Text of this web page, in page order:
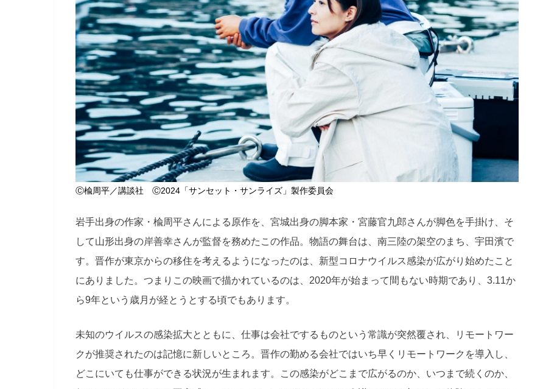
Ⓒ楡周平／講談社 Ⓒ2024「サンセット・サンライズ」製作委員会
岩手出身の作家・楡周平さんによる原作を、宮城出身の脚本家・宮藤官九郎さんが脚色を手掛け、そ
して山形出身の岸善幸さんが監督を務めたこの作品。物語の舞台は、南三陸の架空のまち、宇田濱で
す。晋作が東京からの移住を考えるようになったのは、新型コロナウイルス感染が広がり始めたこと
にありました。つまりこの映画で描かれているのは、2020年が始まって間もない時期であり、3.11か
ら9年という歳月が経とうとする頃でもあります。
未知のウイルスの感染拡大とともに、仕事は会社でするものという常識が突然覆され、リモートワー
クが推奨されたのは記憶に新しいところ。晋作の勤める会社ではいち早くリモートワークを導入し、
どこにいても仕事ができる状況が生まれます。この感染がどこまで広がるのか、いつまで続くのか、